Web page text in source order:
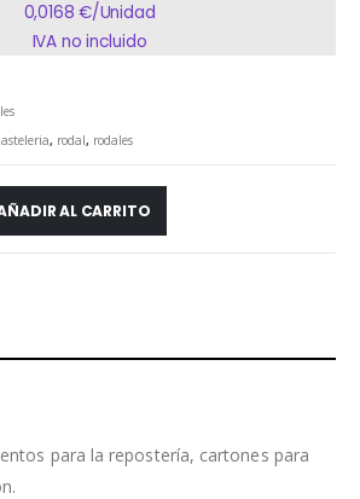
0,0168 €/Unidad
IVA no incluido
, rodal, rodales
AL CARRITO
para la repostería, cartones para